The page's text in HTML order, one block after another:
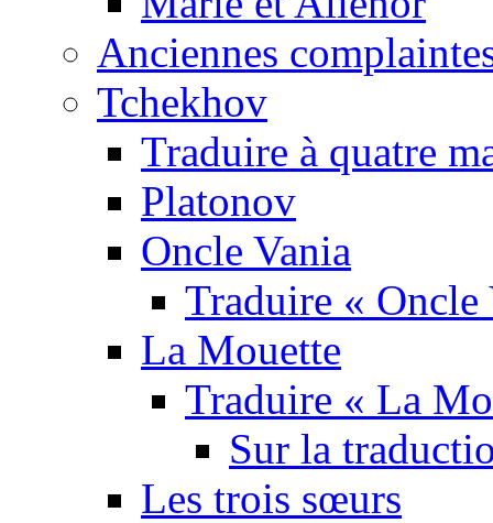
Anciennes
Tchekhov
Traduire à quatre
Platonov
Oncle Vania
Traduire « Oncle
La Mouette
Traduire « La
Sur la
Les trois sœurs